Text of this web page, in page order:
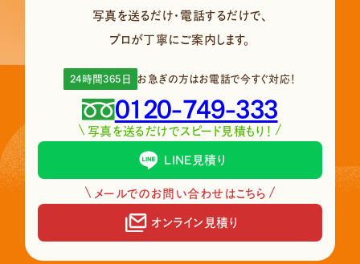
写真を送るだけ・電話するだけで、
プロが丁寧にご案内します。
24時間365日 お急ぎの方はお電話で今すぐ対応！
0120-749-333
写真を送るだけでスピード見積もり！
LINE見積り
メールでのお問い合わせはこちら
オンライン見積り